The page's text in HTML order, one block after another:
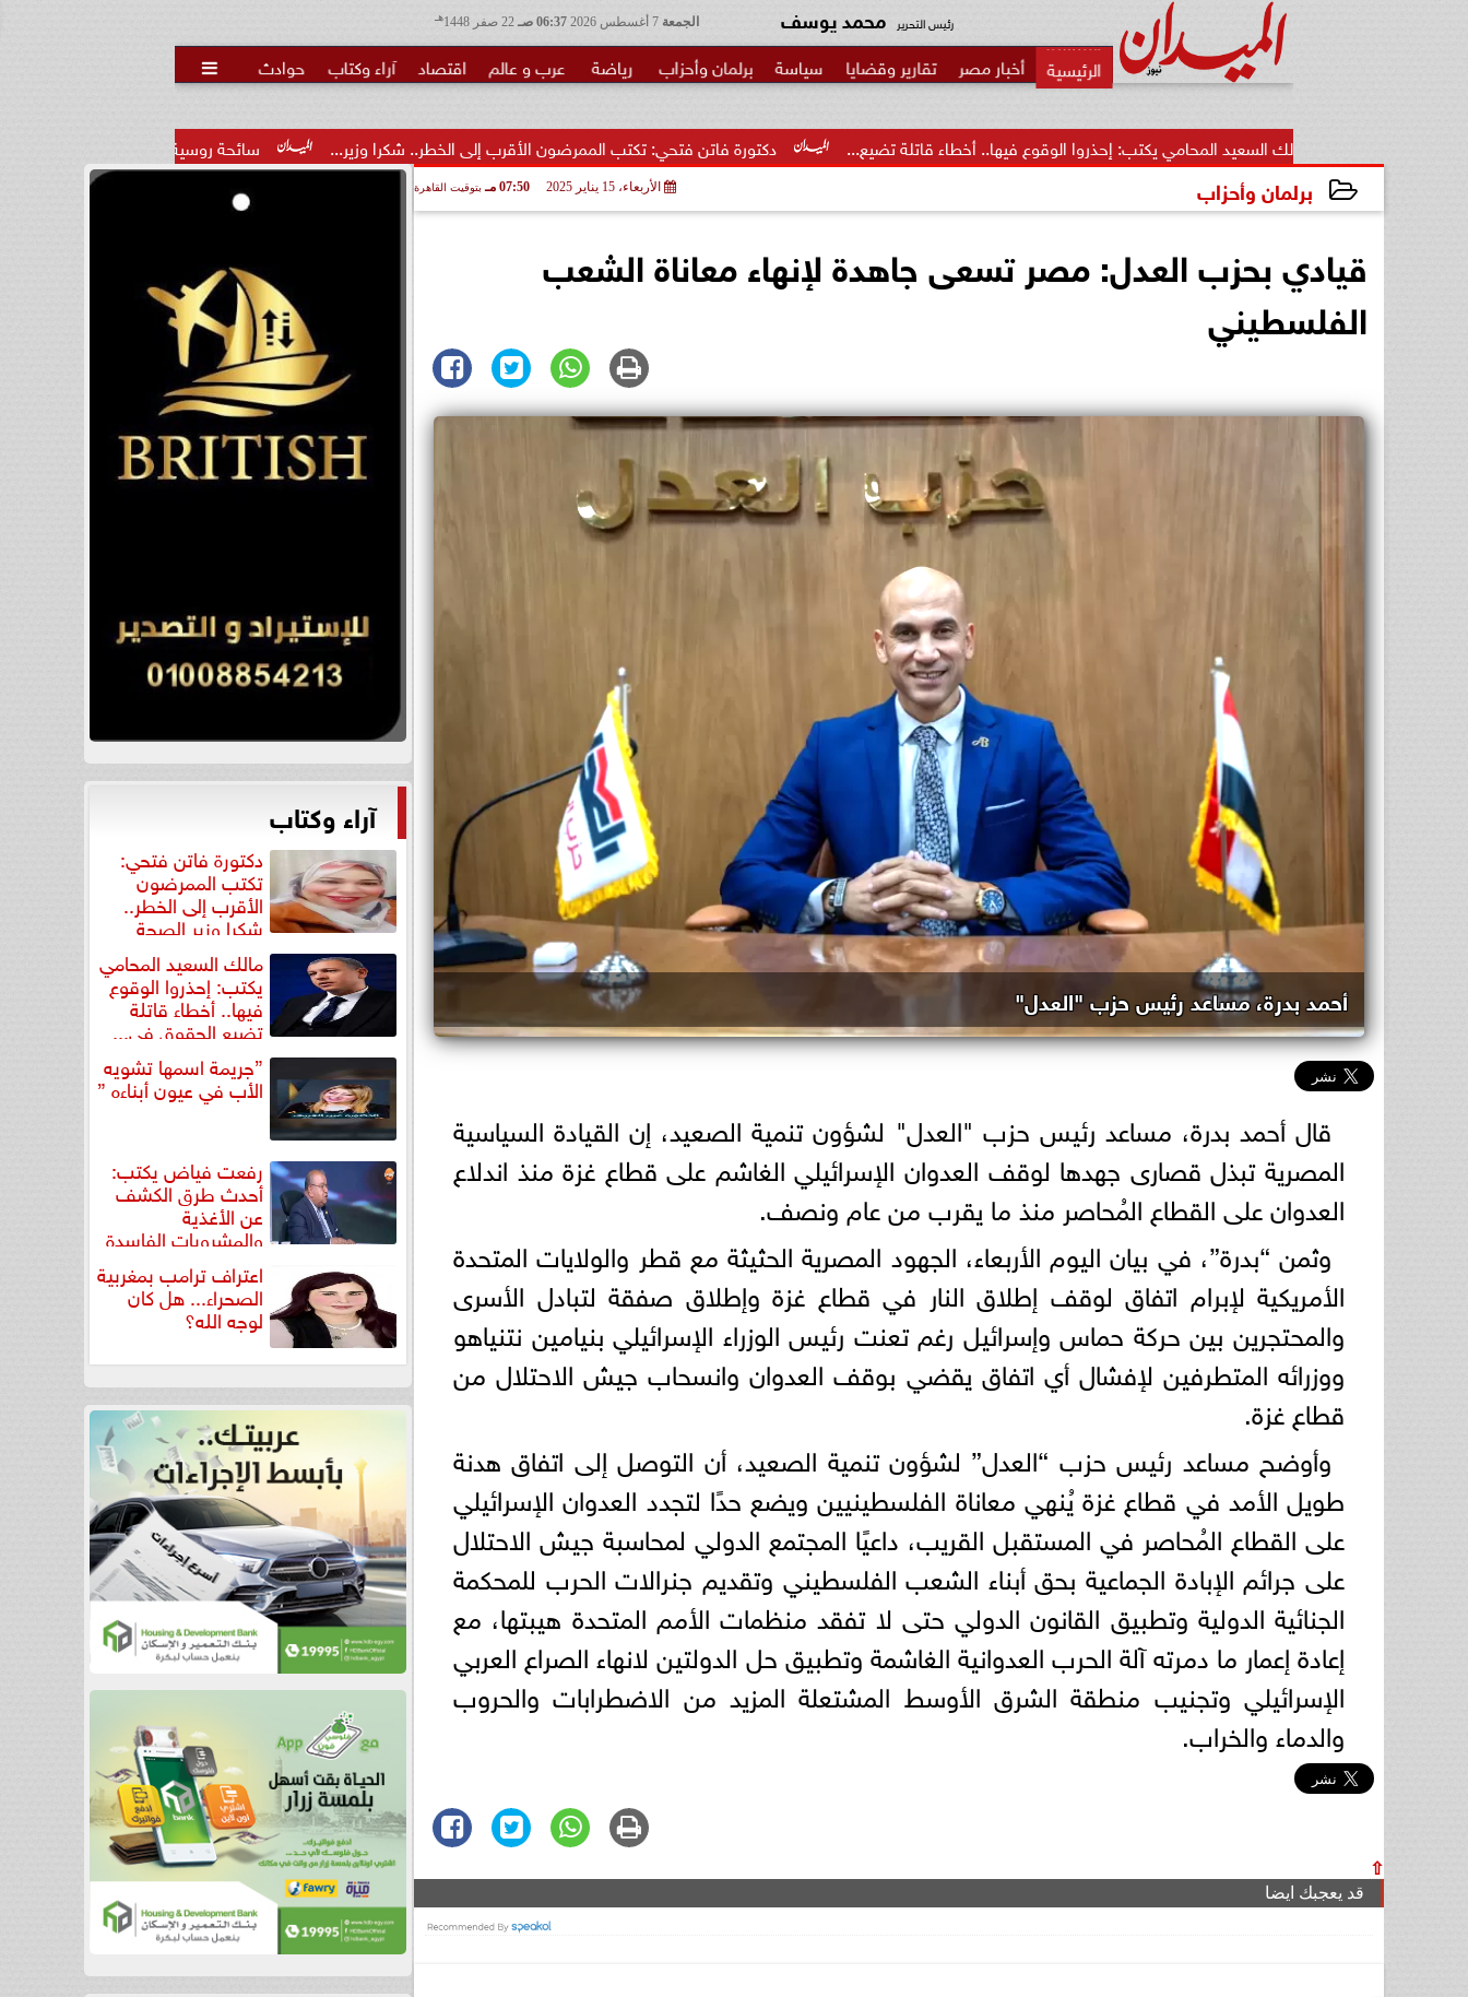
الجمعة 06:37 صـ هـ رئيس التحرير محمد يوسف
أخبار مصر تقارير وقضايا سياسة برلمان وأحزاب رياضة عرب و عالم اقتصاد آراء وكتاب حوادث 
سائحة روسية لـ”مراسي”: الغردقة تجمع بين الموقع المميز دكتورة فاتن فتحي: تكتب الممرضون الأقرب إلى الخطر.. شكرا وزير... مالك السعيد المحامي يكتب: إحذروا الوقوع فيها.. أخطاء قاتلة تضيع...
برلمان وأحزاب الأربعاء، 15 يناير 2025 07:50 مـ بتوقيت القاهرة
قيادي بحزب العدل: مصر تسعى جاهدة لإنهاء معاناة الشعب
الفلسطيني
أحمد بدرة، مساعد رئيس حزب "العدل"
قال أحمد بدرة، مساعد رئيس حزب "العدل" لشؤون تنمية الصعيد، إن القيادة السياسية
المصرية تبذل قصارى جهدها لوقف العدوان الإسرائيلي الغاشم على قطاع غزة منذ اندلاع
العدوان على القطاع المُحاصر منذ ما يقرب من عام ونصف.
وثمن “بدرة”، في بيان اليوم الأربعاء، الجهود المصرية الحثيثة مع قطر والولايات المتحدة
الأمريكية لإبرام اتفاق لوقف إطلاق النار في قطاع غزة وإطلاق صفقة لتبادل الأسرى
والمحتجرين بين حركة حماس وإسرائيل رغم تعنت رئيس الوزراء الإسرائيلي بنيامين نتنياهو
ووزرائه المتطرفين لإفشال أي اتفاق يقضي بوقف العدوان وانسحاب جيش الاحتلال من
قطاع غزة.
وأوضح مساعد رئيس حزب “العدل” لشؤون تنمية الصعيد، أن التوصل إلى اتفاق هدنة
طويل الأمد في قطاع غزة يُنهي معاناة الفلسطينيين ويضع حدًا لتجدد العدوان الإسرائيلي
على القطاع المُحاصر في المستقبل القريب، داعيًا المجتمع الدولي لمحاسبة جيش الاحتلال
على جرائم الإبادة الجماعية بحق أبناء الشعب الفلسطيني وتقديم جنرالات الحرب للمحكمة
الجنائية الدولية وتطبيق القانون الدولي حتى لا تفقد منظمات الأمم المتحدة هيبتها، مع
إعادة إعمار ما دمرته آلة الحرب العدوانية الغاشمة وتطبيق حل الدولتين لانهاء الصراع العربي
الإسرائيلي وتجنيب منطقة الشرق الأوسط المشتعلة المزيد من الاضطرابات والحروب
والدماء والخراب.
⇧
قد يعجبك ايضا
آراء وكتاب
دكتورة فاتن فتحي:
تكتب الممرضون
الأقرب إلى الخطر..
شكرا وزير الصحة
لتكريم... مالك السعيد المحامي
يكتب: إحذروا الوقوع
فيها.. أخطاء قاتلة
تضيع الحقوق في...
”جريمة اسمها تشويه
الأب في عيون أبناءه ”
رفعت فياض يكتب:
أحدث طرق الكشف
عن الأغذية
والمشروبات الفاسدة
اعتراف ترامب بمغربية
الصحراء... هل كان
لوجه الله؟